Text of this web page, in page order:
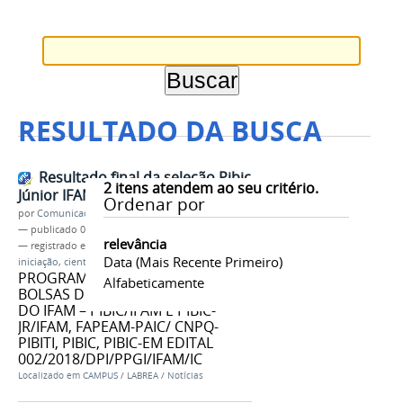
RESULTADO DA BUSCA
2itens atendem ao seu critério.
Ordenar por
relevância
Data (mais Recente Primeiro)
Alfabeticamente
Resultado final da seleção Pibic
Júnior IFAM Campus Lábrea
porComunicação - Labrea
— publicado 04/07/2018
— registrado em:
resultado,final
iniciação, científica,pibic 2018
PROGRAMA INSTITUCIONAL DE
BOLSAS DE INICIAÇÃO CIENTÍFICA
DO IFAM – PIBIC/IFAM E PIBIC-
JR/IFAM, FAPEAM-PAIC/ CNPQ-
PIBITI, PIBIC, PIBIC-EM EDITAL
002/2018/DPI/PPGI/IFAM/IC
Localizado em CAMPUS / LABREA / Notícias